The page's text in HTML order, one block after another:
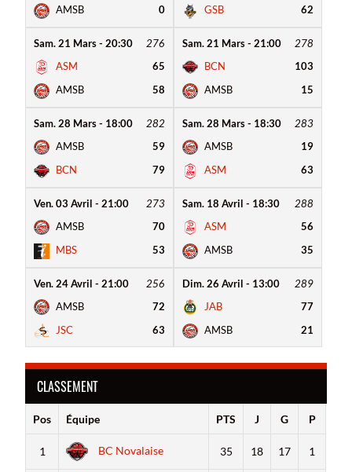
0
AMSB
62
GSB
276
Sam. 21 Mars - 20:30
65
ASM
58
AMSB
278
Sam. 21 Mars - 21:00
103
BCN
15
AMSB
282
Sam. 28 Mars - 18:00
59
AMSB
79
BCN
283
Sam. 28 Mars - 18:30
19
AMSB
63
ASM
273
Ven. 03 Avril - 21:00
70
AMSB
53
MBS
288
Sam. 18 Avril - 18:30
56
ASM
35
AMSB
256
Ven. 24 Avril - 21:00
72
AMSB
63
JSC
289
Dim. 26 Avril - 13:00
77
JAB
21
AMSB
CLASSEMENT
Pos Équipe PTS J G P
1 BC Novalaise 35 18 17 1